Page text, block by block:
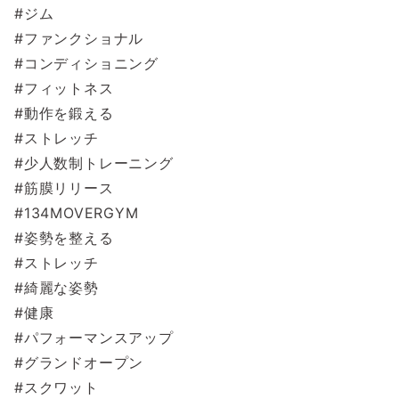
#ジム
#ファンクショナル
#コンディショニング
#フィットネス
#動作を鍛える
#ストレッチ
#少人数制トレーニング
#筋膜リリース
#134MOVERGYM
#姿勢を整える
#ストレッチ
#綺麗な姿勢
#健康
#パフォーマンスアップ
#グランドオープン
#スクワット